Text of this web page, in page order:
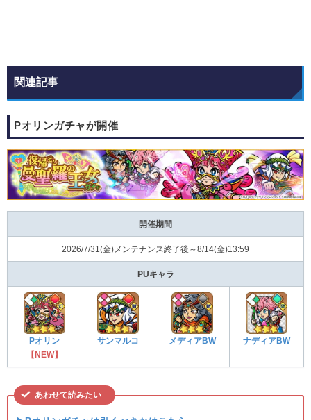
関連記事
Pオリンガチャが開催
開催期間
2026/7/31(金)メンテナンス終了後～8/14(金)13:59
PUキャラ
Pオリン
【NEW】
サンマルコ メディアBW ナディアBW
あわせて読みたい